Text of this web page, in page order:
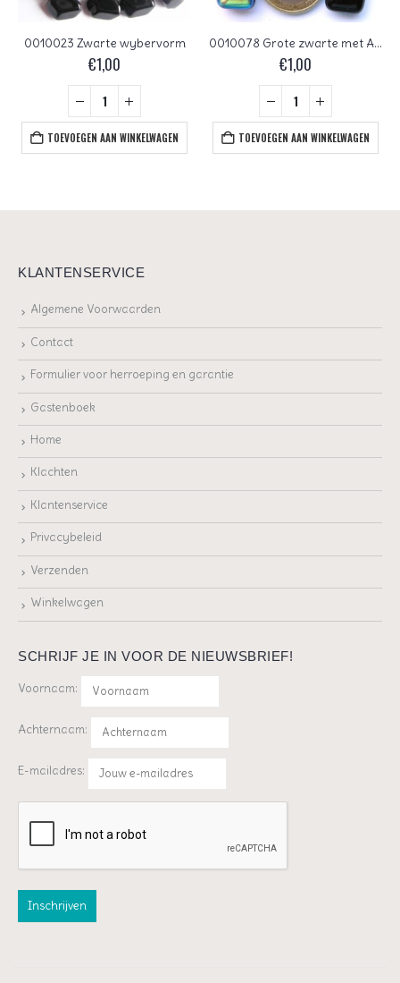
0010023 Zwarte wybervorm
€1,00
TOEVOEGEN AAN WINKELWAGEN
0010078 Grote zwarte met AB aan één kant
€1,00
TOEVOEGEN AAN WINKELWAGEN
KLANTENSERVICE
Algemene Voorwaarden
Contact
Formulier voor herroeping en garantie
Gastenboek
Home
Klachten
Klantenservice
Privacybeleid
Verzenden
Winkelwagen
SCHRIJF JE IN VOOR DE NIEUWSBRIEF!
Voornaam:
Achternaam:
E-mailadres: